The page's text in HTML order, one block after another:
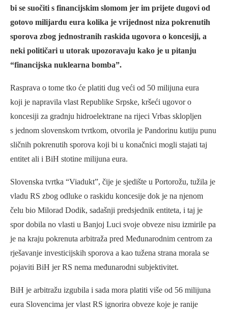
bi se suočiti s financijskim slomom jer im prijete dugovi od
gotovo milijardu eura kolika je vrijednost niza pokrenutih
sporova zbog jednostranih raskida ugovora o koncesiji, a
neki političari u utorak upozoravaju kako je u pitanju
“financijska nuklearna bomba”.
Rasprava o tome tko će platiti dug veći od 50 milijuna eura
koji je napravila vlast Republike Srpske, kršeći ugovor o
koncesiji za gradnju hidroelektrane na rijeci Vrbas sklopljen
s jednom slovenskom tvrtkom, otvorila je Pandorinu kutiju punu
sličnih pokrenutih sporova koji bi u konačnici mogli stajati taj
entitet ali i BiH stotine milijuna eura.
Slovenska tvrtka “Viadukt”, čije je sjedište u Portorožu, tužila je
vladu RS zbog odluke o raskidu koncesije dok je na njenom
čelu bio Milorad Dodik, sadašnji predsjednik entiteta, i taj je
spor dobila no vlasti u Banjoj Luci svoje obveze nisu izmirile pa
je na kraju pokrenuta arbitraža pred Međunarodnim centrom za
rješavanje investicijskih sporova a kao tužena strana morala se
pojaviti BiH jer RS nema međunarodni subjektivitet.
BiH je arbitražu izgubila i sada mora platiti više od 56 milijuna
eura Slovencima jer vlast RS ignorira obveze koje je ranije